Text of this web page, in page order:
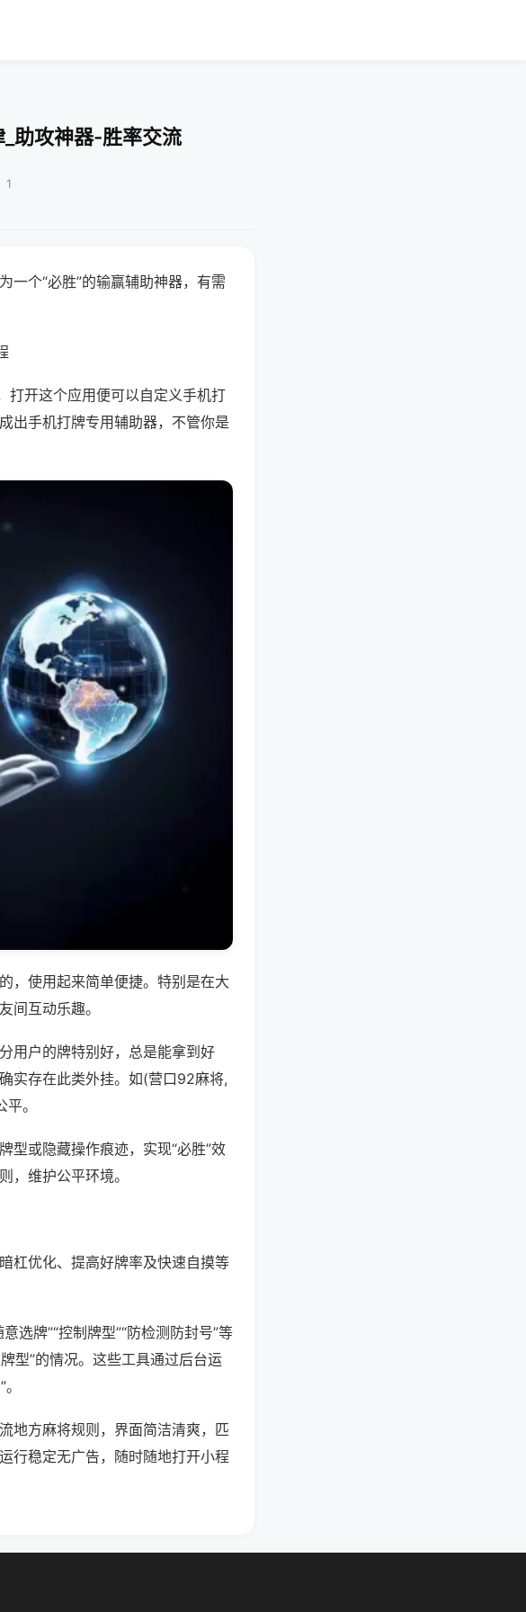
助攻神器-胜率交流
1
一个“必胜”的输赢辅助神器，有需
打开这个应用便可以自定义手机打
出手机打牌专用辅助器，不管你是
，使用起来简单便捷。特别是在大
间互动乐趣。
用户的牌特别好，总是能拿到好
实存在此类外挂。如(营口92麻将,
。
型或隐藏操作痕迹，实现“必胜”效
，维护公平环境。
杠优化、提高好牌率及快速自摸等
选牌”“控制牌型”“防检测防封号”等
型”的情况。这些工具通过后台运
地方麻将规则，界面简洁清爽，匹
行稳定无广告，随时随地打开小程